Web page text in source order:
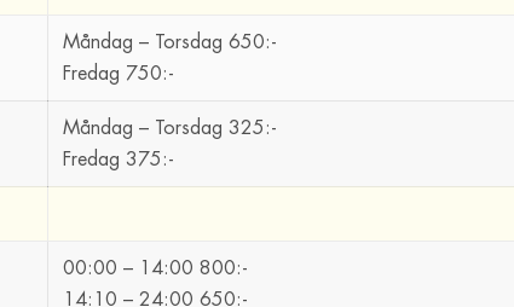
Måndag – Torsdag 650:-
Fredag 750:-
Måndag – Torsdag 325:-
Fredag 375:-
00:00 – 14:00 800:-
14:10 – 24:00 650:-